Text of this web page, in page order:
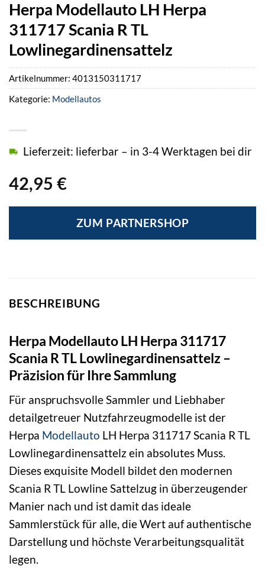
Herpa Modellauto LH Herpa
311717 Scania R TL
Lowlinegardinensattelz
42,95 €
Lieferzeit: lieferbar – in 3-4 Werktagen bei dir
ZUM PARTNERSHOP
Artikelnummer: 4013150311717
Kategorie: Modellautos
BESCHREIBUNG
Herpa Modellauto LH Herpa 311717
Scania R TL Lowlinegardinensattelz –
Präzision für Ihre Sammlung
Für anspruchsvolle Sammler und Liebhaber
detailgetreuer Nutzfahrzeugmodelle ist der
Herpa Modellauto LH Herpa 311717 Scania R TL
Lowlinegardinensattelz ein absolutes Muss.
Dieses exquisite Modell bildet den modernen
Scania R TL Lowline Sattelzug in überzeugender
Manier nach und ist damit das ideale
Sammlerstück für alle, die Wert auf authentische
Darstellung und höchste Verarbeitungsqualität
legen.